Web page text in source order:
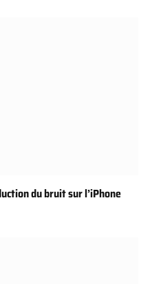
du bruit sur l’iPhone